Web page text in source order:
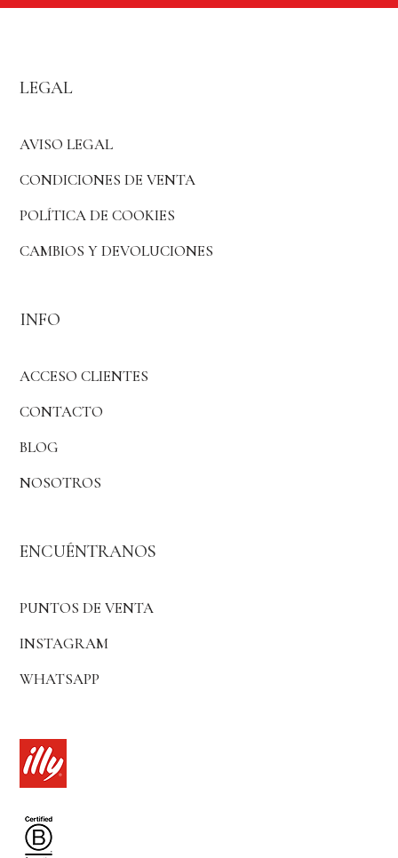
LEGAL
AVISO LEGAL
CONDICIONES DE VENTA
POLÍTICA DE COOKIES
CAMBIOS Y DEVOLUCIONES
INFO
ACCESO CLIENTES
CONTACTO
BLOG
NOSOTROS
ENCUÉNTRANOS
PUNTOS DE VENTA
INSTAGRAM
WHATSAPP